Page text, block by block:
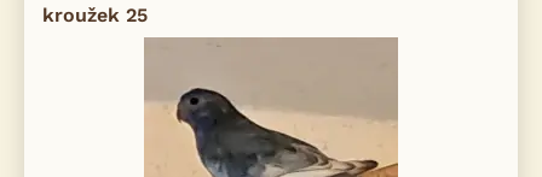
kroužek 25